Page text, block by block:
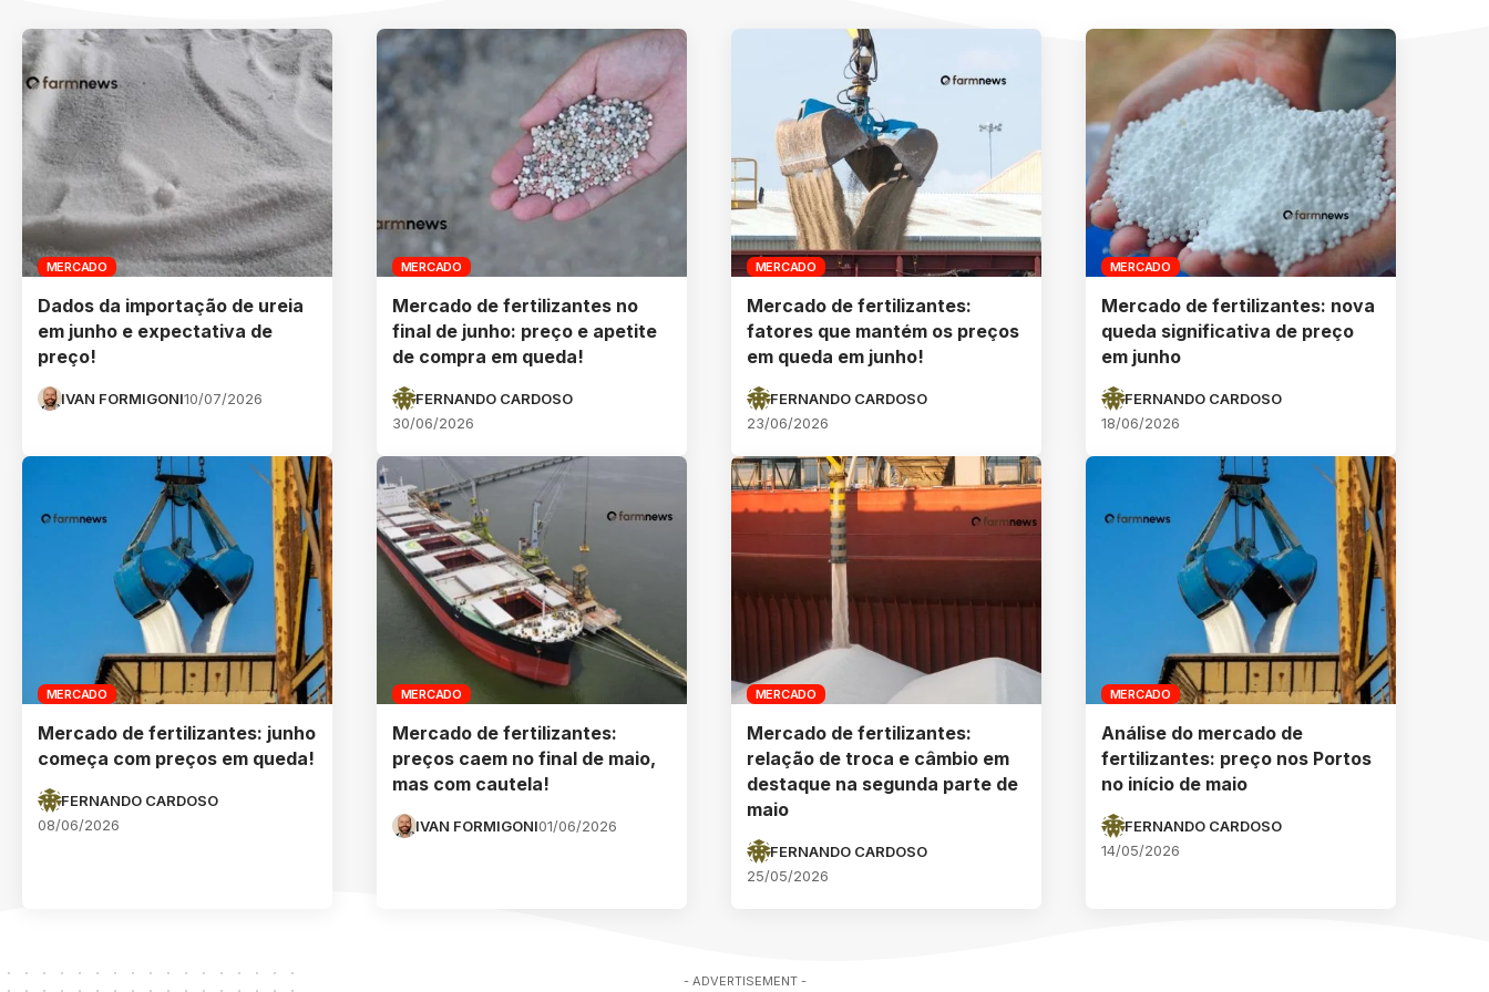
MERCADO
Dados da importação de ureia
em junho e expectativa de
preço!
IVAN FORMIGONI10/07/2026
MERCADO
Mercado de fertilizantes no
final de junho: preço e apetite
de compra em queda!
FERNANDO CARDOSO
30/06/2026
MERCADO
Mercado de fertilizantes:
fatores que mantém os preços
em queda em junho!
FERNANDO CARDOSO
23/06/2026
MERCADO
Mercado de fertilizantes: nova
queda significativa de preço
em junho
FERNANDO CARDOSO
18/06/2026
MERCADO
Mercado de fertilizantes: junho
começa com preços em queda!
FERNANDO CARDOSO
08/06/2026
MERCADO
Mercado de fertilizantes:
preços caem no final de maio,
mas com cautela!
IVAN FORMIGONI01/06/2026
MERCADO
Mercado de fertilizantes:
relação de troca e câmbio em
destaque na segunda parte de
maio
FERNANDO CARDOSO
25/05/2026
MERCADO
Análise do mercado de
fertilizantes: preço nos Portos
no início de maio
FERNANDO CARDOSO
14/05/2026
- ADVERTISEMENT -